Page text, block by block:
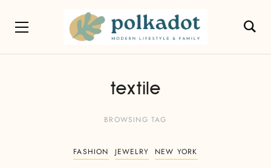
textile
BROWSING TAG
FASHION JEWELRY NEW YORK